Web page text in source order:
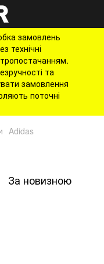
замовлень
технічні
та
замовлення
поточні
Adidas
За новизною